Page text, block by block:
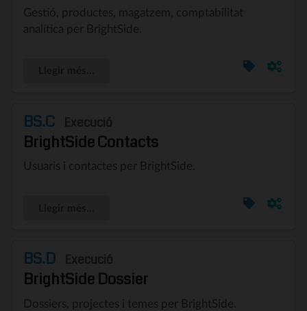
Gestió, productes, magatzem, comptabilitat
analítica per BrightSide.
BS.C
BrightSide Contacts
Usuaris i contactes per BrightSide.
BS.D
BrightSide Dossier
Dossiers, projectes i temes per BrightSide.